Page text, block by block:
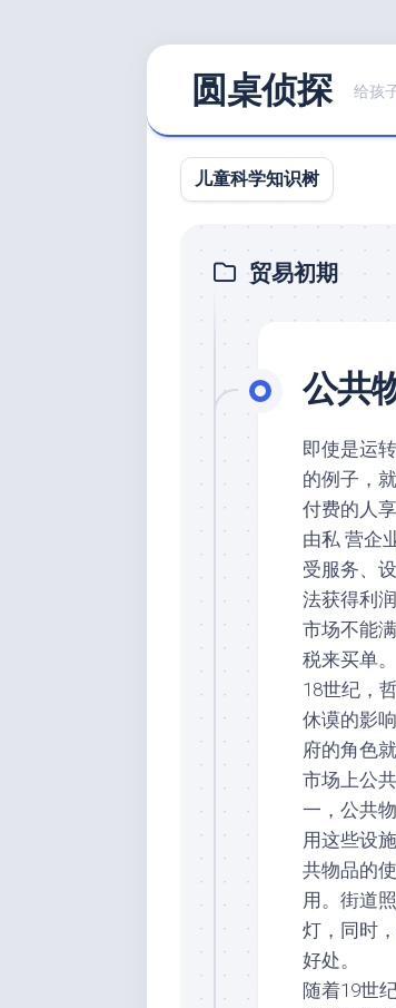
圆桌侦探 给孩
儿童科学知识树
贸易初期
公共
即使是运
的例子，
付费的人
由私 营企
受服务、
法获得利
市场不能
税来买单。
18世纪，
休谟的影
府的角色
市场上公
一，公共
用这些设
共物品的
用。街道
灯，同时
好处。
随着19世